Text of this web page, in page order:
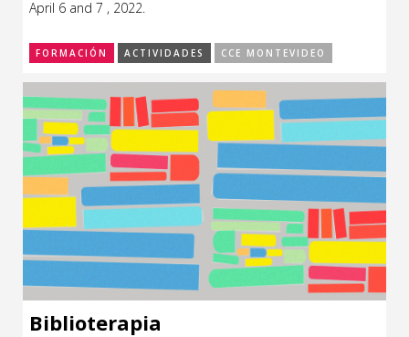
Espacio itinerante de lectura infantil
Formación
Género y Diversidad
Infantil y Juvenil
Letras
Medio Ambiente
Música
Sin categoría
April 6 and 7 , 2022.
FORMACIÓN ACTIVIDADES CCE MONTEVIDEO
Biblioterapia